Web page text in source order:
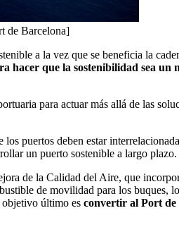
de Barcelona]
a la vez que se beneficia la
hacer que la sostenibilidad sea un
para actuar más allá de las
puertos deben estar
un puerto sostenible a largo plazo.
de la Calidad del Aire, que
de movilidad para los buques,
objetivo último es convertir al Port